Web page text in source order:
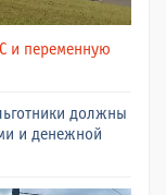
и переменную
должны
и денежной